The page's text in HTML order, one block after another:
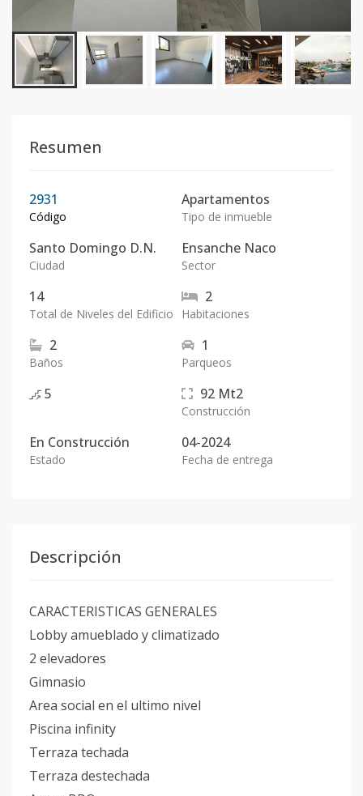
Resumen
2931
Código
Apartamentos
Tipo de inmueble
Santo Domingo D.N.
Ciudad
Ensanche Naco
Sector
14
Total de Niveles del Edificio
2
Habitaciones
2
Baños
1
Parqueos
5 92 Mt2
Construcción
En Construcción
Estado
04-2024
Fecha de entrega
Descripción
CARACTERISTICAS GENERALES
Lobby amueblado y climatizado
2 elevadores
Gimnasio
Area social en el ultimo nivel
Piscina infinity
Terraza techada
Terraza destechada